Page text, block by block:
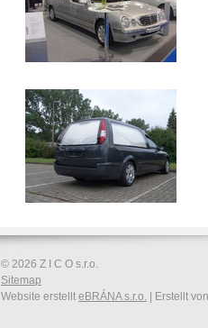
© 2026 Z I C O s.r.o.
Sitemap
Website erstellt eBRÁNA s.r.o. | Erstellt von